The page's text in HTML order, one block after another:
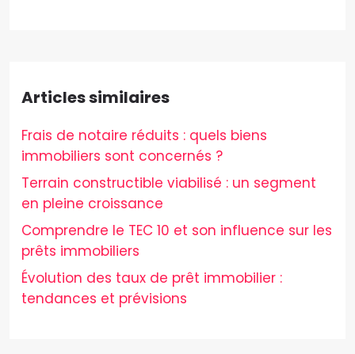
Articles similaires
Frais de notaire réduits : quels biens
immobiliers sont concernés ?
Terrain constructible viabilisé : un segment
en pleine croissance
Comprendre le TEC 10 et son influence sur les
prêts immobiliers
Évolution des taux de prêt immobilier :
tendances et prévisions